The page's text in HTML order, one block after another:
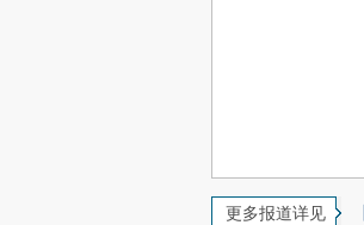
更多报道详见